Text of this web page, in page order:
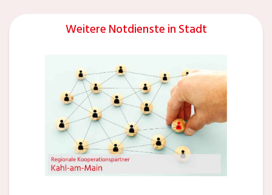
Weitere Notdienste in Stadt